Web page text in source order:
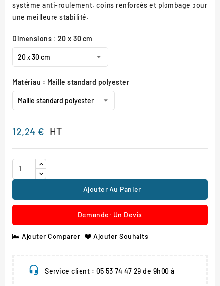
système anti-roulement, coins renforcés et plombage pour
une meilleure stabilité.
Dimensions : 20 x 30 cm
Matériau : Maille standard polyester
12,24 € HT
Ajouter Au Panier
Demander Un Devis
Ajouter Comparer Ajouter Souhaits
Service client : 05 53 74 47 29 de 9h00 à